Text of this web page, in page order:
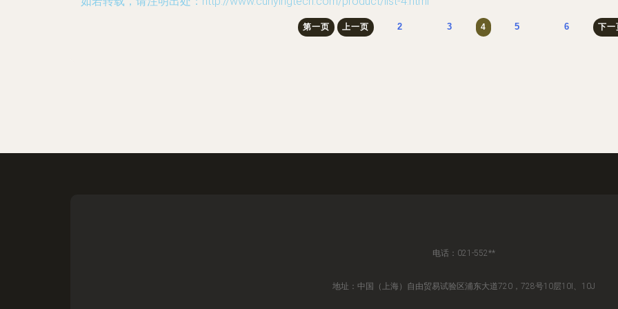
第一页 上一页 2 3 4 5 6 下一
电话：021-552**
地址：中国（上海）自由贸易试验区浦东大道720，728号10层10I、10J